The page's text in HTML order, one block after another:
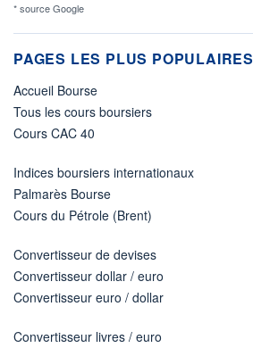
* source Google
PAGES LES PLUS POPULAIRES
Accueil Bourse
Tous les cours boursiers
Cours CAC 40
Indices boursiers internationaux
Palmarès Bourse
Cours du Pétrole (Brent)
Convertisseur de devises
Convertisseur dollar / euro
Convertisseur euro / dollar
Convertisseur livres / euro